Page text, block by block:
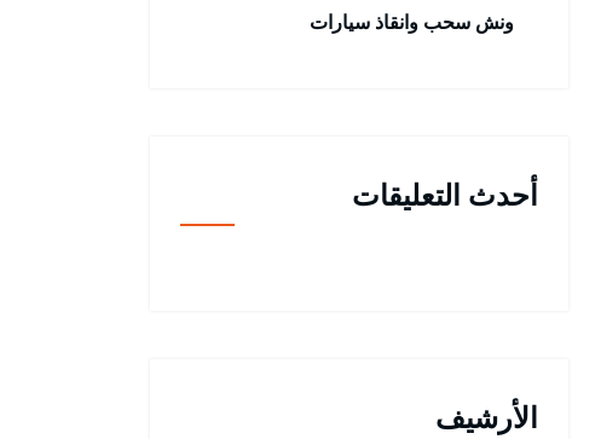
ونش سحب وانقاذ سيارات
أحدث التعليقات
الأرشيف